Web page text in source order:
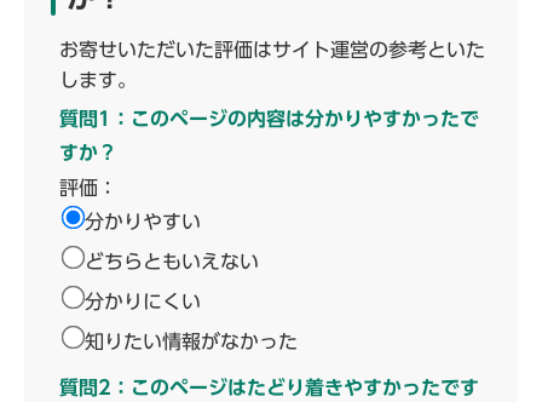
お寄せいただいた評価はサイト運営の参考といた
します。
質問1：このページの内容は分かりやすかったで
すか？
評価：
分かりやすい
どちらともいえない
分かりにくい
知りたい情報がなかった
質問2：このページはたどり着きやすかったです